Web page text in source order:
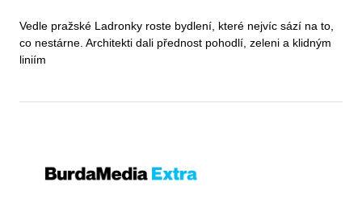
Vedle pražské Ladronky roste bydlení, které nejvíc sází na to,
co nestárne. Architekti dali přednost pohodlí, zeleni a klidným
liniím